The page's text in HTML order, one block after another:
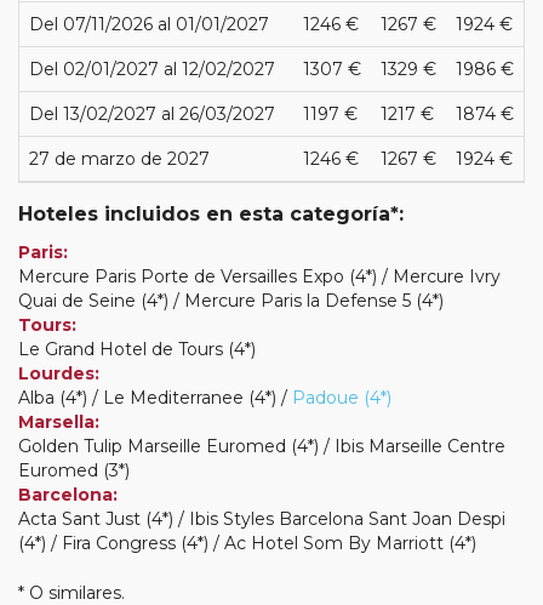
Del 07/11/2026 al 01/01/2027 1246 € 1267 € 1924 €
Del 02/01/2027 al 12/02/2027 1307 € 1329 € 1986 €
Del 13/02/2027 al 26/03/2027 1197 € 1217 € 1874 €
27 de marzo de 2027 1246 € 1267 € 1924 €
Hoteles incluidos en esta categoría*:
Paris:
Mercure Paris Porte de Versailles Expo (4*) / Mercure Ivry
Quai de Seine (4*) / Mercure Paris la Defense 5 (4*)
Tours:
Le Grand Hotel de Tours (4*)
Lourdes:
Alba (4*) / Le Mediterranee (4*) / Padoue (4*)
Marsella:
Golden Tulip Marseille Euromed (4*) / Ibis Marseille Centre
Euromed (3*)
Barcelona:
Acta Sant Just (4*) / Ibis Styles Barcelona Sant Joan Despi
(4*) / Fira Congress (4*) / Ac Hotel Som By Marriott (4*)
* O similares.